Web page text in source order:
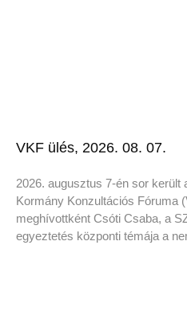
VKF ülés, 2026. 08. 07.
2026. augusztus 7-én sor került
Kormány Konzultációs Fóruma
meghívottként Csóti Csaba, a
egyeztetés központi témája a